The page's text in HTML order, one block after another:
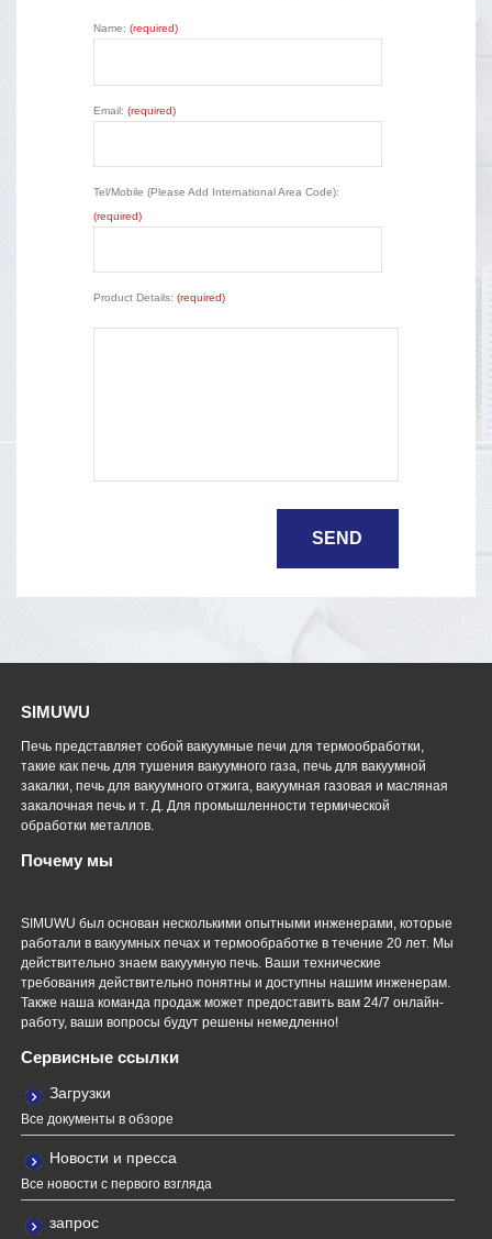
Name: (required)
Email: (required)
Tel/Mobile (Please Add International Area Code):
(required)
Product Details: (required)
SIMUWU
Печь представляет собой вакуумные печи для термообработки,
такие как печь для тушения вакуумного газа, печь для вакуумной
закалки, печь для вакуумного отжига, вакуумная газовая и масляная
закалочная печь и т. Д. Для промышленности термической
обработки металлов.
Почему мы
SIMUWU был основан несколькими опытными инженерами, которые
работали в вакуумных печах и термообработке в течение 20 лет. Мы
действительно знаем вакуумную печь. Ваши технические
требования действительно понятны и доступны нашим инженерам.
Также наша команда продаж может предоставить вам 24/7 онлайн-
работу, ваши вопросы будут решены немедленно!
Сервисные ссылки
Загрузки
Все документы в обзоре
Новости и пресса
Все новости с первого взгляда
запрос